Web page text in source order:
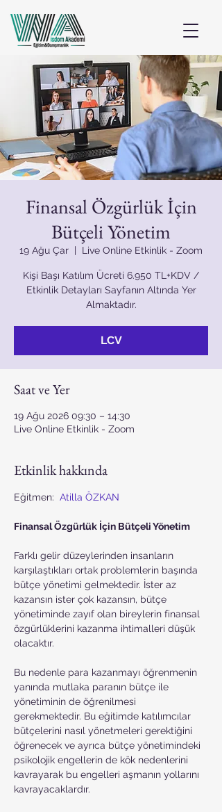
Finansal Özgürlük İçin
Bütçeli Yönetim
19 Ağu Çar
  |
Live Online Etkinlik - Zoom
Kişi Başı Katılım Ücreti 6.950 TL+KDV /
Etkinlik Detayları Sayfanın Altında Yer
Almaktadır.
LCV
Saat ve Yer
19 Ağu 2026 09:30 – 14:30
Live Online Etkinlik - Zoom
Etkinlik hakkında
Eğitmen: Atilla ÖZKAN
Finansal Özgürlük İçin Bütçeli Yönetim
Farklı gelir düzeylerinden insanların
karşılaştıkları ortak problemlerin başında
bütçe yönetimi gelmektedir. İster az
kazansın ister çok kazansın, bütçe
yönetiminde zayıf olan bireylerin finansal
özgürlüklerini kazanma ihtimalleri düşük
olacaktır.
Bu nedenle para kazanmayı öğrenmenin
yanında mutlaka paranın bütçe ile
yönetiminin de öğrenilmesi
gerekmektedir. Bu eğitimde katılımcılar
bütçelerini nasıl yönetmeleri gerektiğini
öğrenecek ve ayrıca bütçe yönetimindeki
psikolojik engellerin de kök nedenlerini
kavrayarak bu engelleri aşmanın yollarını
kavrayacaklardır.